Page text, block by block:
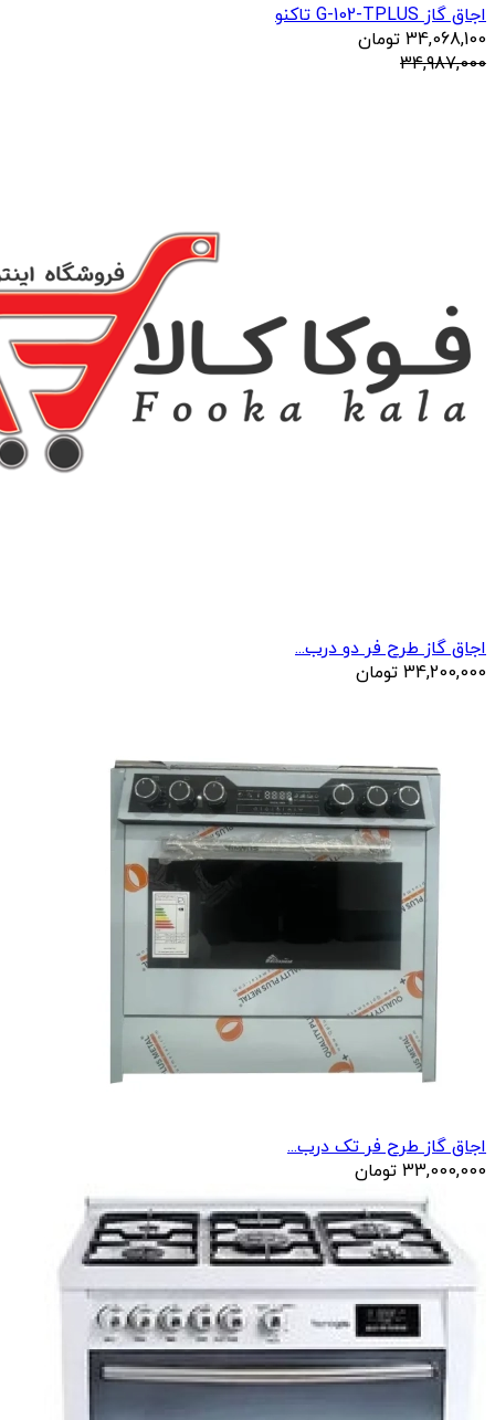
اجاق گاز G-102-TPLUS تاکنو
34,068,100 تومان
34,987,000
اجاق گاز طرح فر دو درب...
34,200,000 تومان
اجاق گاز طرح فر تک درب...
33,000,000 تومان